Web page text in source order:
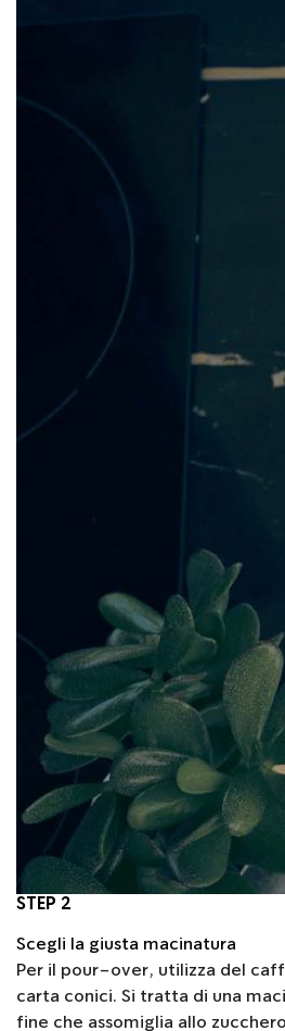
STEP 2
Scegli la giusta macinatura
Per il pour-over, utilizza del
carta conici. Si tratta di una
fine che assomiglia allo